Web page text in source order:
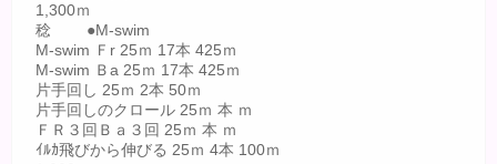
1,300ｍ
稔 ●M-swim
M-swim Ｆr 25ｍ 17本 425ｍ
M-swim Ｂa 25ｍ 17本 425ｍ
片手回し 25ｍ 2本 50ｍ
片手回しのクロール 25ｍ 本 ｍ
ＦＲ３回Ｂａ３回 25ｍ 本 ｍ
ｲﾙｶ飛びから伸びる 25ｍ 4本 100ｍ